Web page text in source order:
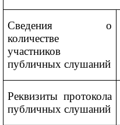
Сведения о
количестве
участников
публичных слушаний
Реквизиты протокола
публичных слушаний